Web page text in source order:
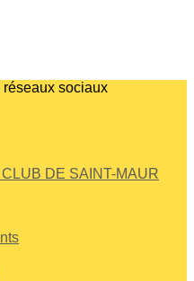
sociaux